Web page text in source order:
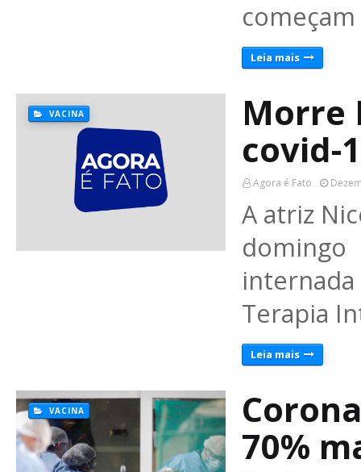
Leia mais
VACINA
Morre
covid-
Agora é Fato
A atriz
Terapia
Leia mais
VACINA
70%